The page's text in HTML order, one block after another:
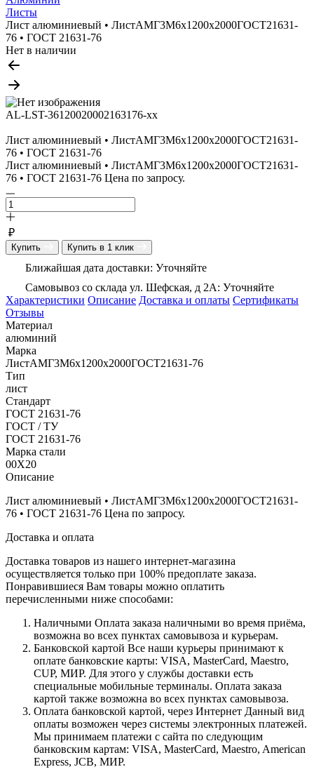
Листы
Лист алюминиевый • ЛистАМГ3М6х1200х2000ГОСТ21631-
76 • ГОСТ 21631-76
Нет в наличии
AL-LST-36120020002163176-xx
Лист алюминиевый • ЛистАМГ3М6х1200х2000ГОСТ21631-
76 • ГОСТ 21631-76
Лист алюминиевый • ЛистАМГ3М6х1200х2000ГОСТ21631-
76 • ГОСТ 21631-76 Цена по запросу.
₽
Купить Купить в 1 клик
Ближайшая дата доставки: Уточняйте
Самовывоз со склада ул. Шефская, д 2А: Уточняйте
Характеристики Описание Доставка и оплаты Сертификаты
Отзывы
Материал
алюминий
Марка
ЛистАМГ3М6х1200х2000ГОСТ21631-76
Тип
лист
Стандарт
ГОСТ 21631-76
ГОСТ / ТУ
ГОСТ 21631-76
Марка стали
00Х20
Описание
Лист алюминиевый • ЛистАМГ3М6х1200х2000ГОСТ21631-
76 • ГОСТ 21631-76 Цена по запросу.
Доставка и оплата
Доставка товаров из нашего интернет-магазина
осуществляется только при 100% предоплате заказа.
Понравившиеся Вам товары можно оплатить
перечисленными ниже способами:
Наличными Оплата заказа наличными во время приёма,
возможна во всех пунктах самовывоза и курьерам.
Банковской картой Все наши курьеры принимают к
оплате банковские карты: VISA, MasterCard, Maestro,
CUP, МИР. Для этого у службы доставки есть
специальные мобильные терминалы. Оплата заказа
картой также возможна во всех пунктах самовывоза.
Оплата банковской картой, через Интернет Данный вид
оплаты возможен через системы электронных платежей.
Мы принимаем платежи с сайта по следующим
банковским картам: VISA, MasterCard, Maestro, American
Express, JCB, МИР.